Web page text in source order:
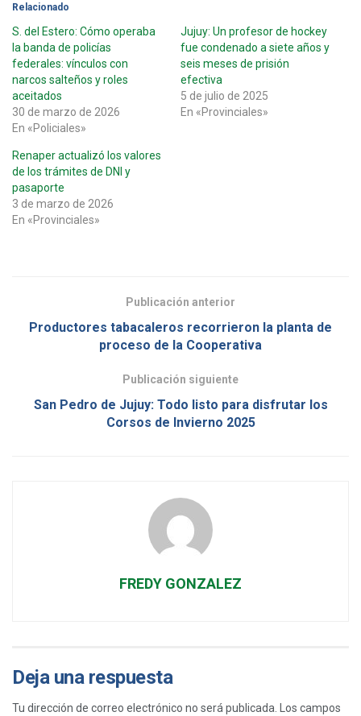
Relacionado
S. del Estero: Cómo operaba
la banda de policías
federales: vínculos con
narcos salteños y roles
aceitados
30 de marzo de 2026
En «Policiales»
Jujuy: Un profesor de hockey
fue condenado a siete años y
seis meses de prisión
efectiva
5 de julio de 2025
En «Provinciales»
Renaper actualizó los valores
de los trámites de DNI y
pasaporte
3 de marzo de 2026
En «Provinciales»
Publicación anterior
Productores tabacaleros recorrieron la planta de
proceso de la Cooperativa
Publicación siguiente
San Pedro de Jujuy: Todo listo para disfrutar los
Corsos de Invierno 2025
FREDY GONZALEZ
Deja una respuesta
Tu dirección de correo electrónico no será publicada. Los campos